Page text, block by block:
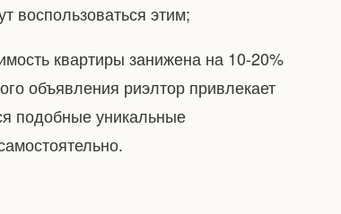
воспользоваться этим;
квартиры занижена на 10-20%
объявления риэлтор привлекает
подобные уникальные